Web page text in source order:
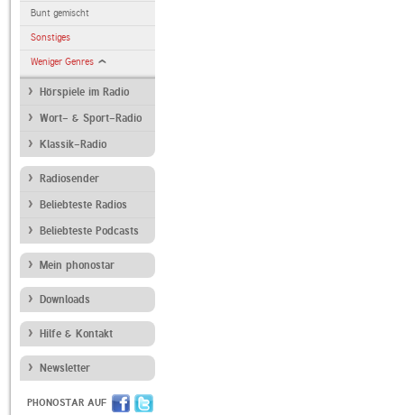
Bunt gemischt
Sonstiges
Weniger Genres
Hörspiele im Radio
Wort- & Sport-Radio
Klassik-Radio
Radiosender
Beliebteste Radios
Beliebteste Podcasts
Mein phonostar
Downloads
Hilfe & Kontakt
Newsletter
PHONOSTAR AUF